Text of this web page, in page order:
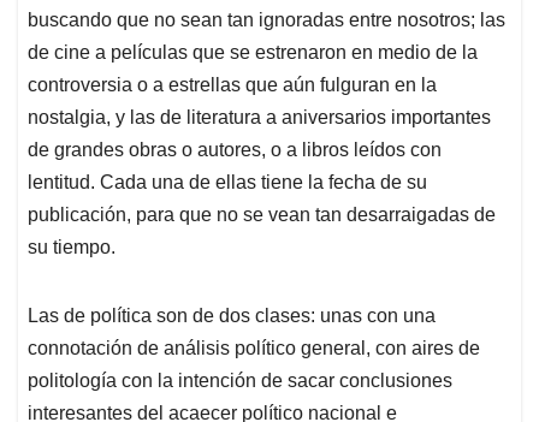
buscando que no sean tan ignoradas entre nosotros; las
de cine a películas que se estrenaron en medio de la
controversia o a estrellas que aún fulguran en la
nostalgia, y las de literatura a aniversarios importantes
de grandes obras o autores, o a libros leídos con
lentitud. Cada una de ellas tiene la fecha de su
publicación, para que no se vean tan desarraigadas de
su tiempo.
Las de política son de dos clases: unas con una
connotación de análisis político general, con aires de
politología con la intención de sacar conclusiones
interesantes del acaecer político nacional e